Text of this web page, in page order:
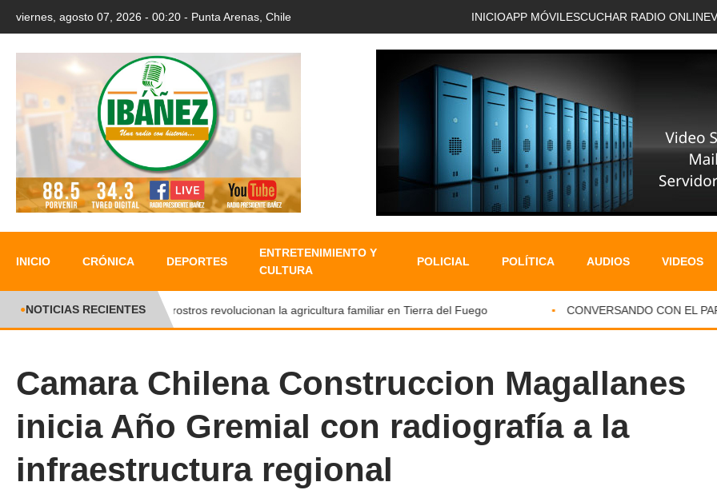
viernes, agosto 07, 2026 - 00:20 - Punta Arenas, Chile INICIOAPP MÓVIL ESCUCHAR RADIO ONLINE
INICIO CRÓNICA DEPORTES
ENTRETENIMIENTO Y
CULTURA
POLICIAL POLÍTICA AUDIOS VIDEOS
●NOTICIAS RECIENTESNuevos rostros revolucionan la agricultura familiar en Tierra del Fuego CONVERSANDO CON EL
Camara Chilena Construccion Magallanes
inicia Año Gremial con radiografía a la
infraestructura regional